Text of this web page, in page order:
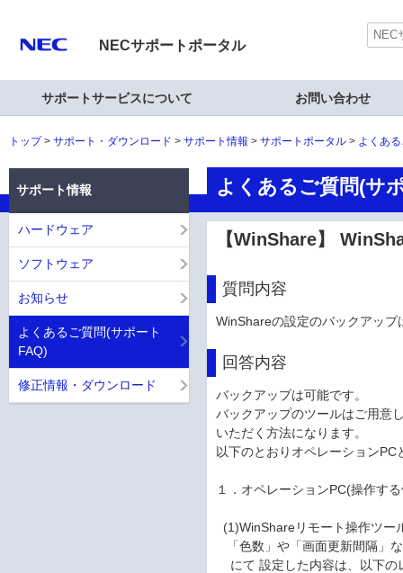
NECサポートポータル
サポートサービスについて お問い合わせ
トップ サポート・ダウンロード サポート情報 サポートポータル よくあ
よくあるご質問(サ
【WinShare】
質問内容
WinShareの設定のバックアップ
回答内容
バックアップは可能です。
バックアップのツールはご用意
いただく方法になります。
以下のとおりオペレーション
１．オペレーションPC(操作す
(1)WinShareリモート操作ツー
「色数」や「画面更新間隔」
にて 設定した内容は、以下の
サポート情報
ハードウェア
ソフトウェア
お知らせ
よくあるご質問(サポート
FAQ)
修正情報・ダウンロード